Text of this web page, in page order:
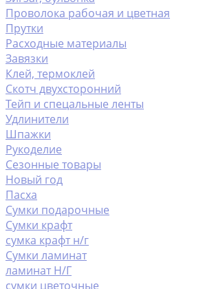
Проволока рабочая и цветная
Прутки
Расходные материалы
Завязки
Клей, термоклей
Скотч двухсторонний
Тейп и спецальные ленты
Удлинители
Шпажки
Рукоделие
Сезонные товары
Новый год
Пасха
Сумки подарочные
Сумки крафт
сумка крафт н/г
Сумки ламинат
ламинат Н/Г
сумки цветочные